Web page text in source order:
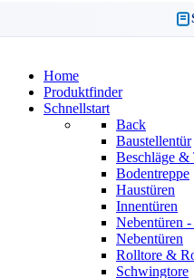
Home
Produktfinder
Schnellstart
Back
Baustellentür
Beschläge &
Bodentreppe
Haustüren
Innentüren
Nebentüren
Nebentüren
Rolltore &
Schwingtore